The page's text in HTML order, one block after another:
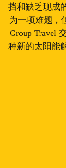
挡和缺乏现成
为一项难题，
Group Travel
种新的太阳能